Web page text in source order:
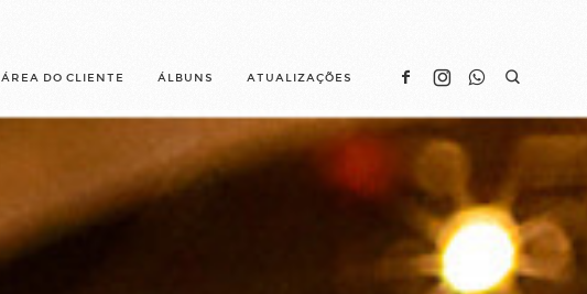
ÁREA DO CLIENTE ÁLBUNS ATUALIZAÇÕES